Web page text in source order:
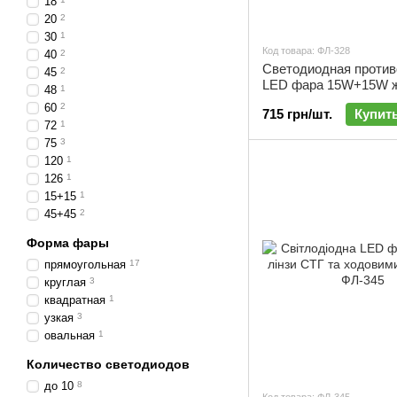
Код товара: ФЛ-328
Светодиодная
LED фара 15W+15W
белый свет | ФЛ-328
715 грн/шт.
20 2
30 1
40 2
45 2
48 1
60 2
72 1
75 3
120 1
126 1
15+15 1
45+45 2
Форма фары
прямоугольная 17
круглая 3
квадратная 1
узкая 3
овальная 1
Количество светодиодов
до 10 8